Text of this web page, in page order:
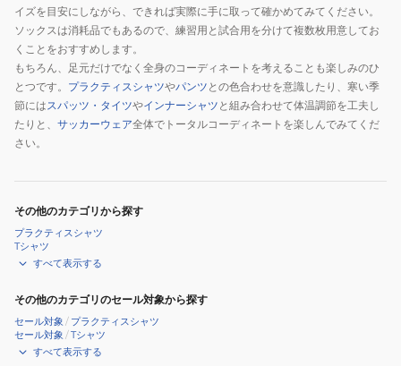
イズを目安にしながら、できれば実際に手に取って確かめてみてください。
ソックスは消耗品でもあるので、練習用と試合用を分けて複数枚用意してお
くことをおすすめします。
もちろん、足元だけでなく全身のコーディネートを考えることも楽しみのひ
とつです。 プラクティスシャツやパンツ との色合わせを意識したり、寒い季
節にはスパッツ・タイツやインナーシャツ と組み合わせて体温調節を工夫し
たりと、 サッカーウェア全体でトータルコーディネートを楽しんでみてくだ
さい。
その他のカテゴリから探す
プラクティスシャツ
Tシャツ
すべて表示する
その他のカテゴリのセール対象から探す
セール対象 / プラクティスシャツ
セール対象 /Tシャツ
すべて表示する